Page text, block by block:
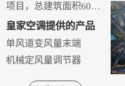
项目，总建筑面积60万
平方米，总投资约75.6
亿，规划有5层的17万
㎡购物中心、两栋160
皇家空调提供的产品
单风道变风量末端
机械定风量调节器